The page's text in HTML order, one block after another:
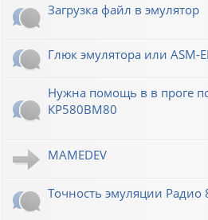
Загрузка файл в эмулятор
Глюк эмулятора или ASM-
Нужна помощь в в проге
КР580ВМ80
MAMEDEV
Точность эмуляции Радио